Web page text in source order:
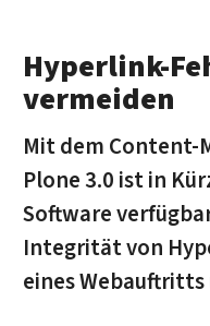
Hyperlink-
vermeiden
Mit dem Content-
Plone 3.0 ist in
Software
Integrität von
eines